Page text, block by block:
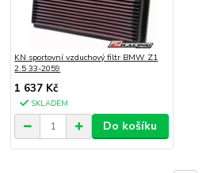
KN sportovní vzduchový filtr BMW Z1
2.5 33-2059
1 637 Kč
SKLADEM
Do košíku